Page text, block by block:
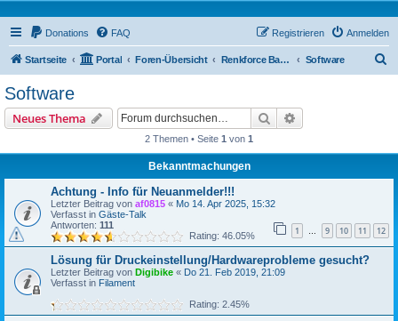
Donations FAQ Anmelden
Registrieren
Startseite Portal Foren-Übersicht Renkforce Basic Forum Software
Software
Neues Thema Suche
2 Themen • Seite 1 von 1
Bekanntmachungen
Achtung - Info für Neuanmelder!!!
Letzter Beitrag von af0815 « Mo 14. Apr 2025, 15:32
Verfasst in Gäste-Talk
Antworten: 111 1 … 9 10 11 12
Rating: 46.05%
Lösung für Druckeinstellung/Hardwareprobleme gesucht?
Letzter Beitrag von Digibike « Do 21. Feb 2019, 21:09
Verfasst in Filament
Rating: 2.45%